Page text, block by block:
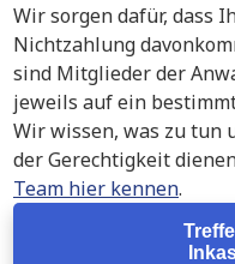
Wir sorgen dafür, dass
Nichtzahlung
sind Mitglieder der
jeweils auf ein
Wir wissen, was zu tun
der Gerechtigkeit
Team hier kennen.